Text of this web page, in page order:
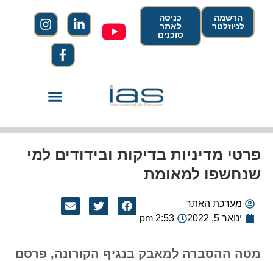
הרשמה
לניוזלטר
כניסה
לאתר
סוכנים
פרטי מדיניות בדיקות ובידודים למי
שנחשפו למאומת
מערכת האתר
ינואר 5, 2022
2:53 pm
מטה ההסברה למאבק בנגיף הקורונה, פרסם